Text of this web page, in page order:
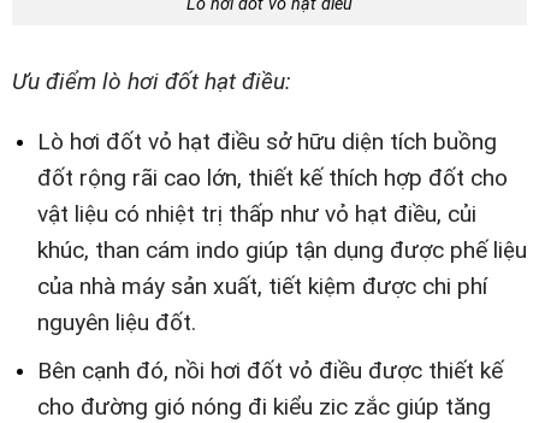
Lò hơi đốt vỏ hạt điều
Ưu điểm lò hơi đốt hạt điều:
Lò hơi đốt vỏ hạt điều sở hữu diện tích buồng
đốt rộng rãi cao lớn, thiết kế thích hợp đốt cho
vật liệu có nhiệt trị thấp như vỏ hạt điều, củi
khúc, than cám indo giúp tận dụng được phế liệu
của nhà máy sản xuất, tiết kiệm được chi phí
nguyên liệu đốt.
Bên cạnh đó, nồi hơi đốt vỏ điều được thiết kế
cho đường gió nóng đi kiểu zic zắc giúp tăng